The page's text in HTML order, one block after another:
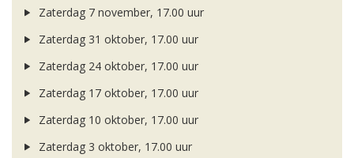
Zaterdag 7 november, 17.00 uur
Zaterdag 31 oktober, 17.00 uur
Zaterdag 24 oktober, 17.00 uur
Zaterdag 17 oktober, 17.00 uur
Zaterdag 10 oktober, 17.00 uur
Zaterdag 3 oktober, 17.00 uur